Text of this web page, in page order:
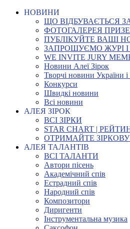
НОВИНИ
ЩО ВІДБУВАЄТЬСЯ
ФОТОГАЛЕРЕЯ
ПУБЛІКУЙТЕ ВАШІ
ЗАПРОШУЄМО ЖУРІ І
WE INVITE JURY
Новини Алеї Зірок
Творчі новини України і
Конкурси
Швидкі новини
Всі новини
АЛЕЯ ЗІРОК
ВСІ ЗІРКИ
STAR CHART |
ОТРИМАЙТЕ
АЛЕЯ ТАЛАНТІВ
ВСІ ТАЛАНТИ
Автори пісень
Академічний спів
Естрадний спів
Народний спів
Композитори
Диригенти
Інструментальна музика